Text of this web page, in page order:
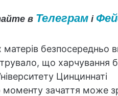
в Телеграмі
безпосередньо
що харчування
Цинциннаті
моменту зачаття може